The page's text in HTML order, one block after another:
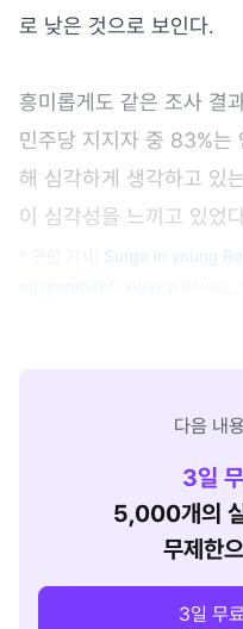
로 낮은 것으로 보인다.
흥미롭게도 같은 조사 결
민주당 지지자 중 83%는
해 심각하게 생각하고 있
이 심각성을 느끼고 있었
Surge in young
다음 내
3일
5,000개의
무제한
3일 무